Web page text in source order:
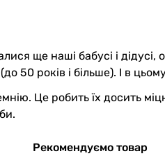
ще наші бабусі і дідусі,
50 років і більше). І в
Це робить їх досить
Рекомендуємо товар